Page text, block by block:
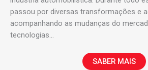
passou por diversas transformações e
acompanhando as mudanças do
tecnologias…
SABER MAIS